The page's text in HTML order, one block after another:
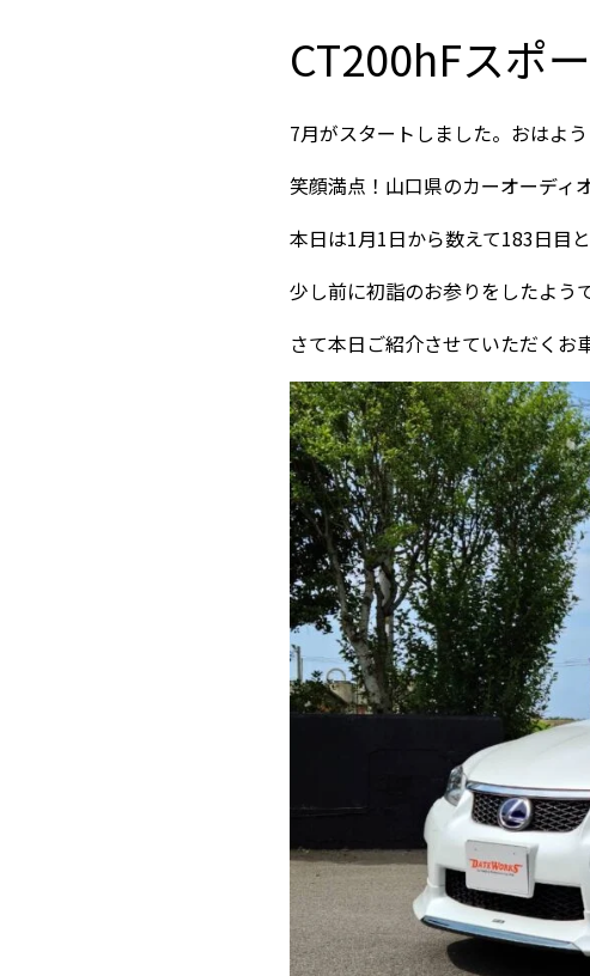
CT200hFスポ
7月がスタートしました。おはよう
笑顔満点！山口県のカーオーディ
本日は1月1日から数えて183日目
少し前に初詣のお参りをしたよう
さて本日ご紹介させていただくお